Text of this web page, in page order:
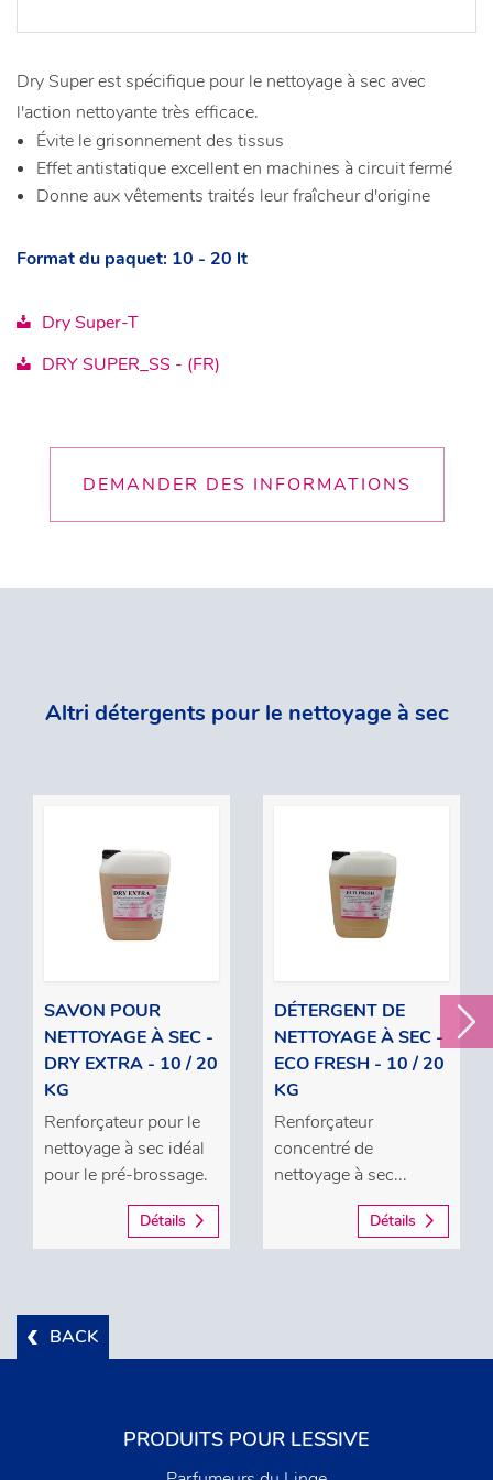
Dry Super est spécifique pour le nettoyage à sec avec
l'action nettoyante très efficace.
Évite le grisonnement des tissus
Effet antistatique excellent en machines à circuit fermé
Donne aux vêtements traités leur fraîcheur d'origine
Format du paquet: 10 - 20 lt
Dry Super-T
DRY SUPER_SS - (FR)
DEMANDER DES INFORMATIONS
Altri détergents pour le nettoyage à sec
SAVON POUR
NETTOYAGE À SEC -
DRY EXTRA - 10 / 20
KG
Renforçateur pour le
nettoyage à sec idéal
pour le pré-brossage.
Détails
DÉTERGENT DE
NETTOYAGE À SEC -
ECO FRESH - 10 / 20
KG
Renforçateur
concentré de
nettoyage à sec...
Détails
BACK
PRODUITS POUR LESSIVE